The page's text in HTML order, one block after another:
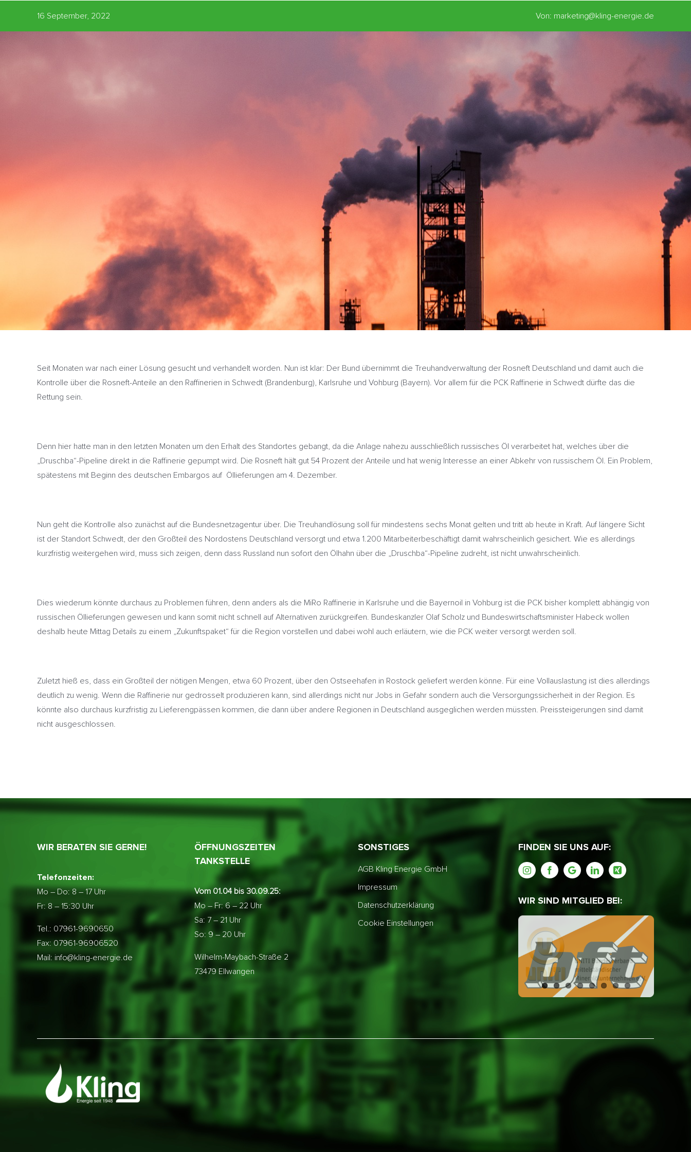
16 September, 2022 Von: marketing@kling-energie.de
Seit Monaten war nach einer Lösung gesucht und verhandelt worden. Nun ist klar: Der Bund übernimmt die Treuhandverwaltung der Rosneft Deutschland und damit auch die
Kontrolle über die Rosneft-Anteile an den Raffinerien in Schwedt (Brandenburg), Karlsruhe und Vohburg (Bayern). Vor allem für die PCK Raffinerie in Schwedt dürfte das die
Rettung sein.
Denn hier hatte man in den letzten Monaten um den Erhalt des Standortes gebangt, da die Anlage nahezu ausschließlich russisches Öl verarbeitet hat, welches über die
„Druschba“-Pipeline direkt in die Raffinerie gepumpt wird. Die Rosneft hält gut 54 Prozent der Anteile und hat wenig Interesse an einer Abkehr von russischem Öl. Ein Problem,
spätestens mit Beginn des deutschen Embargos auf Öllieferungen am 4. Dezember.
Nun geht die Kontrolle also zunächst auf die Bundesnetzagentur über. Die Treuhandlösung soll für mindestens sechs Monat gelten und tritt ab heute in Kraft. Auf längere Sicht
ist der Standort Schwedt, der den Großteil des Nordostens Deutschland versorgt und etwa 1.200 Mitarbeiterbeschäftigt damit wahrscheinlich gesichert. Wie es allerdings
kurzfristig weitergehen wird, muss sich zeigen, denn dass Russland nun sofort den Ölhahn über die „Druschba“-Pipeline zudreht, ist nicht unwahrscheinlich.
Dies wiederum könnte durchaus zu Problemen führen, denn anders als die MiRo Raffinerie in Karlsruhe und die Bayernoil in Vohburg ist die PCK bisher komplett abhängig von
russischen Öllieferungen gewesen und kann somit nicht schnell auf Alternativen zurückgreifen. Bundeskanzler Olaf Scholz und Bundeswirtschaftsminister Habeck wollen
deshalb heute Mittag Details zu einem „Zukunftspaket“ für die Region vorstellen und dabei wohl auch erläutern, wie die PCK weiter versorgt werden soll.
Zuletzt hieß es, dass ein Großteil der nötigen Mengen, etwa 60 Prozent, über den Ostseehafen in Rostock geliefert werden könne. Für eine Vollauslastung ist dies allerdings
deutlich zu wenig. Wenn die Raffinerie nur gedrosselt produzieren kann, sind allerdings nicht nur Jobs in Gefahr sondern auch die Versorgungssicherheit in der Region. Es
könnte also durchaus kurzfristig zu Lieferengpässen kommen, die dann über andere Regionen in Deutschland ausgeglichen werden müssten. Preissteigerungen sind damit
nicht ausgeschlossen.
WIR BERATEN SIE GERNE!
Telefonzeiten:
Mo – Do:8 – 17 Uhr
Fr: 8 – 15:30 Uhr
Tel.: 07961-9690650
Fax: 07961-96906520
Mail: info@kling-energie.de
ÖFFNUNGSZEITEN
TANKSTELLE
Vom 01.04 bis 30.09.25:
Mo – Fr: 6 – 22 Uhr
Sa: 7 – 21 Uhr
So: 9 – 20 Uhr
Wilhelm-Maybach-Straße 2
73479 Ellwangen
SONSTIGES
AGB Kling Energie GmbH
Impressum
Datenschutzerklärung
Cookie Einstellungen
FINDEN SIE UNS AUF:
WIR SIND MITGLIED BEI: